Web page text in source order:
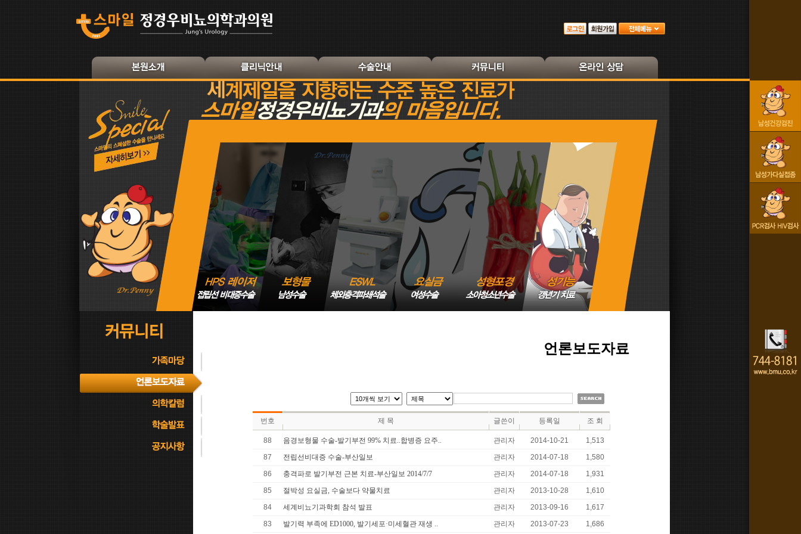
언론보도자료
번호 제 목 글쓴이 등록일 조 회
88 음경보형물 수술-발기부전 99% 치료..합병증 요주.. 관리자 2014-10-21
1,513
87
전립선비대증 수술-부산일보 관리자 2014-07-18
1,580
86
충격파로 발기부전 근본 치료-부산일보 2014/7/7 관리자 2014-07-18
1,931
85
절박성 요실금, 수술보다 약물치료 관리자 2013-10-28
1,610
84
세계비뇨기과학회 참석 발표 관리자 2013-09-16
1,617
83
발기력 부족에 ED1000, 발기세포·미세혈관 재생 .. 관리자 2013-07-23 1,686